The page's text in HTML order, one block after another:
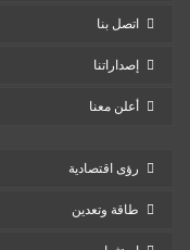
اتصل بنا
إصداراتنا
أعلن معنا
رؤى اقتصادية
طاقة وتعدين